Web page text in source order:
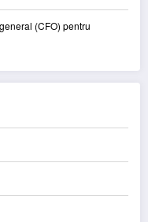
(CFO) pentru